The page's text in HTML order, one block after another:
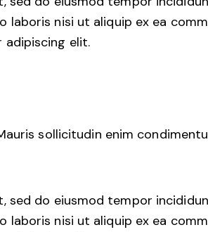
nisi ut aliquip ex ea
elit.
sollicitudin enim
do eiusmod tempor
nisi ut aliquip ex ea